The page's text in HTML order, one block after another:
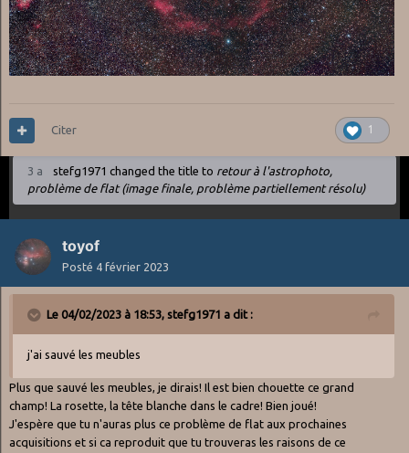
1
Citer
3 a stefg1971 changed the title to retour à l'astrophoto,
problème de flat (image finale, problème partiellement résolu)
toyof
Posté 4 février 2023
Le 04/02/2023 à 18:53, stefg1971 a dit :
j'ai sauvé les meubles
Plus que sauvé les meubles, je dirais! Il est bien chouette ce grand
champ! La rosette, la tête blanche dans le cadre! Bien joué!
J'espère que tu n'auras plus ce problème de flat aux prochaines
acquisitions et si ca reproduit que tu trouveras les raisons de ce